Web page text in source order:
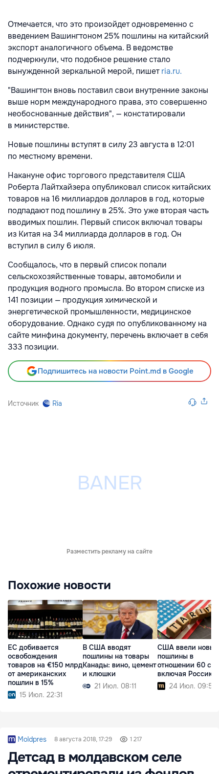
Отмечается, что это произойдет одновременно с
введением Вашингтоном 25% пошлины на китайский
экспорт аналогичного объема. В ведомстве
подчеркнули, что подобное решение стало
вынужденной зеркальной мерой, пишетria.ru.
"Вашингтон вновь поставил свои внутренние законы
выше норм международного права, это совершенно
необоснованные действия", — констатировали
в министерстве.
Новые пошлины вступят в силу 23 августа в 12:01
по местному времени.
Накануне офис торгового представителя США
Роберта Лайтхайзера опубликовал список китайских
товаров на 16 миллиардов долларов в год, которые
подпадают под пошлину в 25%. Это уже вторая часть
вводимых пошлин. Первый список включал товары
из Китая на 34 миллиарда долларов в год. Он
вступил в силу 6 июля.
Сообщалось, что в первый список попали
сельскохозяйственные товары, автомобили и
продукция водного промысла. Во втором списке из
141 позиции — продукция химической и
энергетической промышленности, медицинское
оборудование. Однако судя по опубликованному на
сайте минфина документу, перечень включает в себя
333 позиции.
Подпишитесь на новости Point.md в Google
Источник Ria
Разместить рекламу на сайте
Похожие новости
ЕС добивается
освобождения
товаров на €150 млрд
от американских
пошлин в 15%
15 Июл. 22:31
В США вводят
пошлины на товары
Канады: вино, цемент
и клюшки
21 Июл. 08:11
США ввели новые
пошлины в
отношении 60
включая Россию
24 Июл. 09:52
Moldpres 8 августа 2018, 17:29 1 217
Детсад в молдавском селе